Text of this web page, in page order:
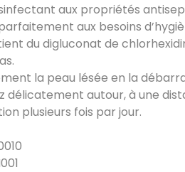
aux propriétés
aux besoins
du digluconat de
la peau lésée en la
délicatement autour, à une
plusieurs fois par jour.